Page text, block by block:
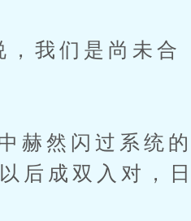
我们是尚未合
赫然闪过系统的
后成双入对，日